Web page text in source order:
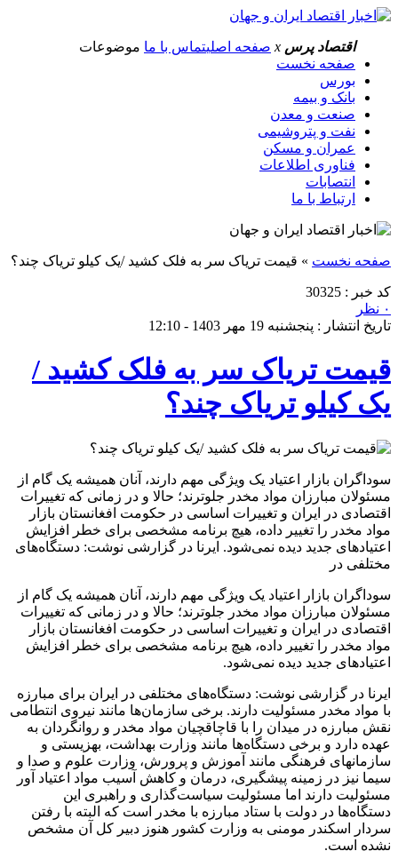
اقتصاد پرس x صفحه اصلیتماس با ما موضوعات
صفحه نخست
بورس
بانک و بیمه
صنعت و معدن
نفت و پتروشیمی
عمران و مسکن
فناوری اطلاعات
انتصابات
ارتباط با ما
صفحه نخست » قیمت تریاک سر به فلک کشید /یک کیلو تریاک چند؟
کد خبر : 30325
۰ نظر
تاریخ انتشار : پنجشنبه 19 مهر 1403 - 12:10
قیمت تریاک سر به فلک کشید /
یک کیلو تریاک چند؟
سوداگران بازار اعتیاد یک ویژگی مهم دارند، آنان همیشه یک گام از
مسئولان مبارزان مواد مخدر جلوترند؛ حالا و در زمانی که تغییرات
اقتصادی در ایران و تغییرات اساسی در حکومت افغانستان بازار
مواد مخدر را تغییر داده، هیچ برنامه مشخصی برای خطر افزایش
اعتیادهای جدید دیده نمی‌شود. ایرنا در گزارشی نوشت: دستگاه‌های
مختلفی در
سوداگران بازار اعتیاد یک ویژگی مهم دارند، آنان همیشه یک گام از
مسئولان مبارزان مواد مخدر جلوترند؛ حالا و در زمانی که تغییرات
اقتصادی در ایران و تغییرات اساسی در حکومت افغانستان بازار
مواد مخدر را تغییر داده، هیچ برنامه مشخصی برای خطر افزایش
اعتیادهای جدید دیده نمی‌شود.
ایرنا در گزارشی نوشت: دستگاه‌های مختلفی در ایران برای مبارزه
با مواد مخدر مسئولیت دارند. برخی سازمان‌ها مانند نیروی انتطامی
نقش مبارزه در میدان را با قاچاقچیان مواد مخدر و روانگردان به
عهده دارد و برخی دستگاه‌ها مانند وزارت بهداشت، بهزیستی و
سازمانهای فرهنگی مانند آموزش و پرورش، وزارت علوم و صدا و
سیما نیز در زمینه پیشگیری، درمان و کاهش آسیب مواد اعتیاد آور
مسئولیت دارند اما مسئولیت سیاست‌گذاری و راهبری این
دستگاه‌ها در دولت با ستاد مبارزه با مخدر است که البته با رفتن
سردار اسکندر مومنی به وزارت کشور هنوز دبیر کل آن مشخص
نشده است.